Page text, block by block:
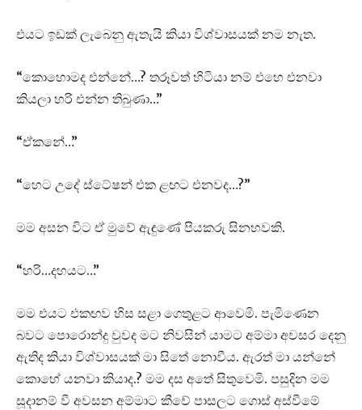
එයට ඉඩක් ලැබෙනු ඇතැයි කියා විශ්වාසයක් නම නැත.
“කොහොමද එන්නේ…? තරූවත් හිටියා නම් එහෙ එනවා
කියලා හරි එන්න තිබුණා…”
“ඒකනේ…”
“හෙට උදේ ස්ටේෂන් එක ළඟට එනවද…?”
මම අසන විට ඒ මුවේ ඇඳුණේ පියකරු සිනහවකි.
“හරි…දහයට…”
මම එයට එකඟව හිස සළා ගෙතුළට ආවෙමි. පැමිණෙන
බවට පොරොන්දු වුවද මට නිවසින් යාමට අම්මා අවසර දෙනු
ඇතිද කියා විශ්වාසයක් මා සිතේ නොවීය. ඇරත් මා යන්නේ
කොහේ යනවා කියාද.? මම දස අතේ සිතුවෙමි. පසුදින මම
සූදානම් වී අවසන අම්මාට කීවේ පාසලට ගොස් අස්වීමේ